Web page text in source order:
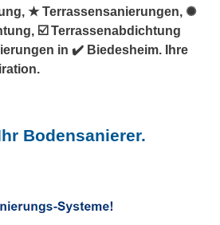
★ Terrassensanierungen, ✺
☑️ Terrassenabdichtung
in ✔️ Biedesheim. Ihre
Bodensanierer.